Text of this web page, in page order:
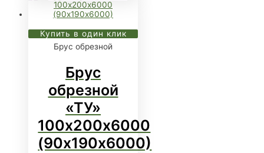
Купить в один клик
Брус обрезной
Брус
обрезной
«ТУ»
100х200х6000
(90х190х6000)